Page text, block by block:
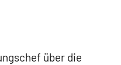
über die